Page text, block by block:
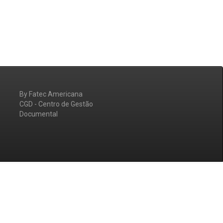
By Fatec Americana
CGD - Centro de Gestão
Documental